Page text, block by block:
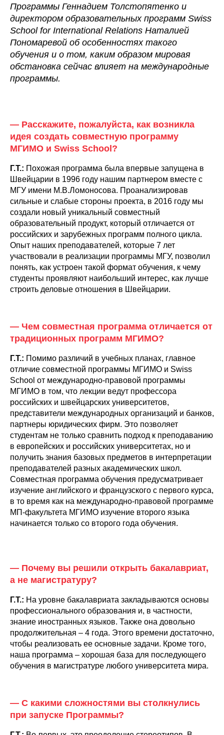
Программы Геннадием Толстопятенко и
директором образовательных программ Swiss
School for International Relations Наталией
Пономаревой об особенностях такого
обучения и о том, каким образом мировая
обстановка сейчас влияет на международные
программы.
— Расскажите, пожалуйста, как возникла
идея создать совместную программу
МГИМО и Swiss School?
Г.Т.: Похожая программа была впервые запущена в
Швейцарии в 1996 году нашим партнером вместе с
МГУ имени М.В.Ломоносова. Проанализировав
сильные и слабые стороны проекта, в 2016 году мы
создали новый уникальный совместный
образовательный продукт, который отличается от
российских и зарубежных программ полного цикла.
Опыт наших преподавателей, которые 7 лет
участвовали в реализации программы МГУ, позволил
понять, как устроен такой формат обучения, к чему
студенты проявляют наибольший интерес, как лучше
строить деловые отношения в Швейцарии.
— Чем совместная программа отличается от
традиционных программ МГИМО?
Г.Т.: Помимо различий в учебных планах, главное
отличие совместной программы МГИМО и Swiss
School от международно-правовой программы
МГИМО в том, что лекции ведут профессора
российских и швейцарских университетов,
представители международных организаций и банков,
партнеры юридических фирм. Это позволяет
студентам не только сравнить подход к преподаванию
в европейских и российских университетах, но и
получить знания базовых предметов в интерпретации
преподавателей разных академических школ.
Совместная программа обучения предусматривает
изучение английского и французского с первого курса,
в то время как на международно-правовой программе
МП-факультета МГИМО изучение второго языка
начинается только со второго года обучения.
— Почему вы решили открыть бакалавриат,
а не магистратуру?
Г.Т.: На уровне бакалавриата закладываются основы
профессионального образования и, в частности,
знание иностранных языков. Также она довольно
продолжительная – 4 года. Этого времени достаточно,
чтобы реализовать ее основные задачи. Кроме того,
наша программа – хорошая база для последующего
обучения в магистратуре любого университета мира.
— С какими сложностями вы столкнулись
при запуске Программы?